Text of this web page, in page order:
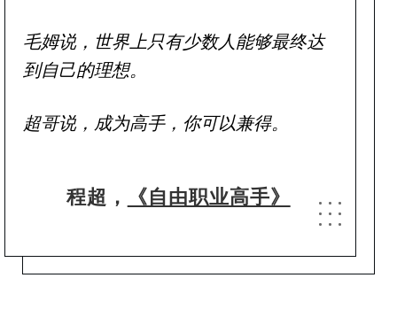
毛姆说，世界上只有少数人能够最终达
到自己的理想。
超哥说，成为高手，你可以兼得。
程超， 《自由职业高手》